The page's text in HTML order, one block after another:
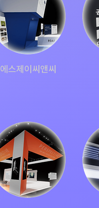
에스제이씨앤씨